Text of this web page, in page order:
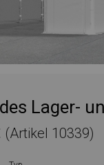
Lager-
(Artikel 10339)